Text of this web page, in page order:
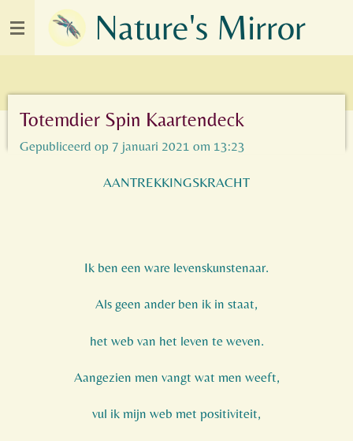
Ga
hoofdinhoud
Nature's Mirror
Totemdier Spin Kaartendeck
Gepubliceerd op 7 januari 2021 om 13:23
AANTREKKINGSKRACHT
Ik ben een ware levenskunstenaar.
Als geen ander ben ik in staat,
het web van het leven te weven.
Aangezien men vangt wat men weeft,
vul ik mijn web met positiviteit,